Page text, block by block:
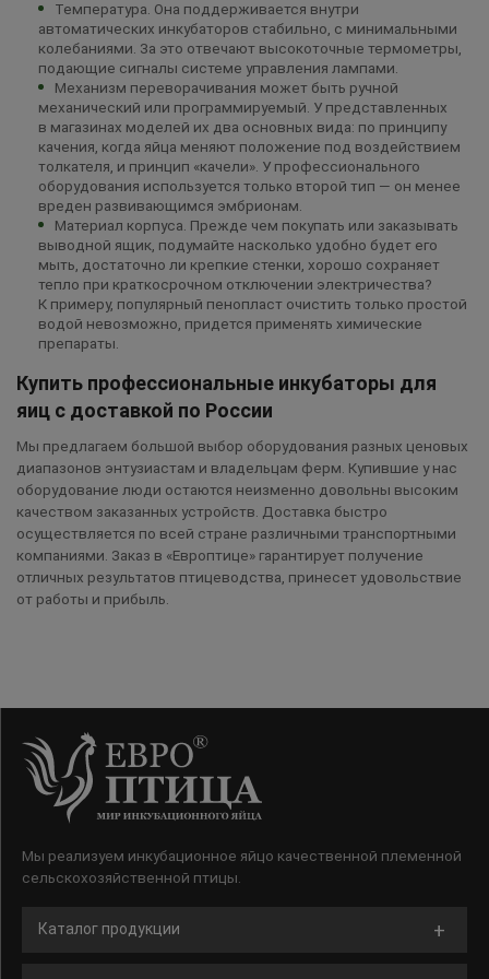
Температура. Она поддерживается внутри
автоматических инкубаторов стабильно, с минимальными
колебаниями. За это отвечают высокоточные термометры,
подающие сигналы системе управления лампами.
Механизм переворачивания может быть ручной
механический или программируемый. У представленных
в магазинах моделей их два основных вида: по принципу
качения, когда яйца меняют положение под воздействием
толкателя, и принцип «качели». У профессионального
оборудования используется только второй тип — он менее
вреден развивающимся эмбрионам.
Материал корпуса. Прежде чем покупать или заказывать
выводной ящик, подумайте насколько удобно будет его
мыть, достаточно ли крепкие стенки, хорошо сохраняет
тепло при краткосрочном отключении электричества?
К примеру, популярный пенопласт очистить только простой
водой невозможно, придется применять химические
препараты.
Купить профессиональные инкубаторы для
яиц с доставкой по России
Мы предлагаем большой выбор оборудования разных ценовых
диапазонов энтузиастам и владельцам ферм. Купившие у нас
оборудование люди остаются неизменно довольны высоким
качеством заказанных устройств. Доставка быстро
осуществляется по всей стране различными транспортными
компаниями. Заказ в «Европтице» гарантирует получение
отличных результатов птицеводства, принесет удовольствие
от работы и прибыль.
Мы реализуем инкубационное яйцо качественной племенной
сельскохозяйственной птицы.
Каталог продукции